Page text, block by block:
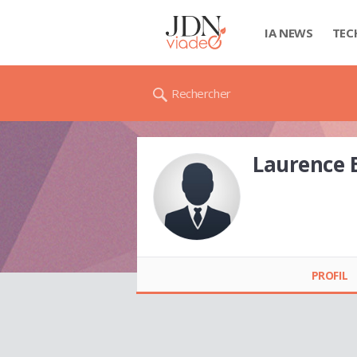
IA NEWS
Rechercher
Laurence
PROFIL